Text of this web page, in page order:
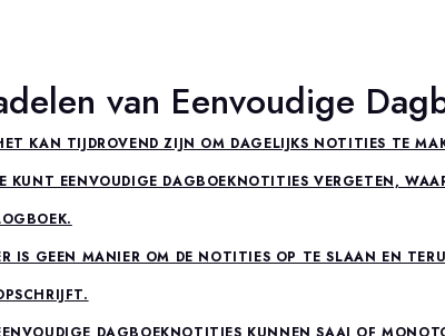
van Eenvoudige
KAN TIJDROVEND ZIJN OM DAGELIJKS NOTITIES TE
KUNT EENVOUDIGE DAGBOEKNOTITIES VERGETEN,
IS GEEN MANIER OM DE NOTITIES OP TE SLAAN EN